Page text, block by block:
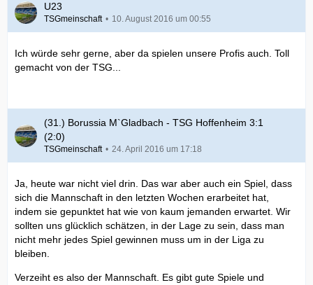
U23
TSGmeinschaft 10. August 2016 um 00:55
Ich würde sehr gerne, aber da spielen unsere Profis auch. Toll
gemacht von der TSG...
(31.) Borussia M`Gladbach - TSG Hoffenheim 3:1
(2:0)
TSGmeinschaft 24. April 2016 um 17:18
Ja, heute war nicht viel drin. Das war aber auch ein Spiel, dass
sich die Mannschaft in den letzten Wochen erarbeitet hat,
indem sie gepunktet hat wie von kaum jemanden erwartet. Wir
sollten uns glücklich schätzen, in der Lage zu sein, dass man
nicht mehr jedes Spiel gewinnen muss um in der Liga zu
bleiben.
Verzeiht es also der Mannschaft. Es gibt gute Spiele und